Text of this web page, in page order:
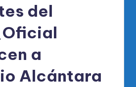
del
a
Alcántara